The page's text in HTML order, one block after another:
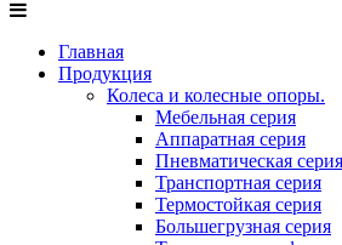
Главная
Продукция
Колеса и колесные опоры.
Мебельная серия
Аппаратная серия
Пневматическая серия
Транспортная серия
Термостойкая серия
Большегрузная серия